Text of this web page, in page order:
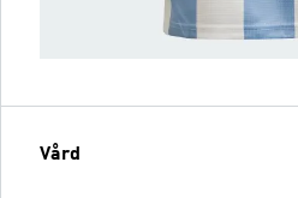
Vård